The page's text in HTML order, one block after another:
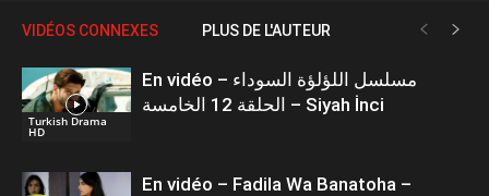
VIDÉOS CONNEXES PLUS DE L'AUTEUR
Turkish Drama
HD
En vidéo – مسلسل اللؤلؤة السوداء
الحلقة 12 الخامسة – Siyah İnci
En vidéo – Fadila Wa Banatoha –